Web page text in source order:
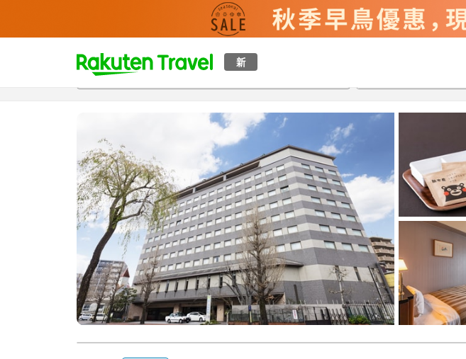
新
t
p
_
s
e
a
r
c
概覽房間及住宿方案 評價特色設施